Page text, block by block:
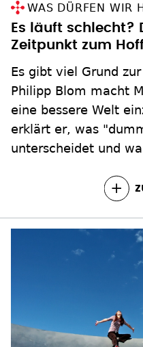
WAS DÜRFEN WIR
Es läuft schlecht?
Zeitpunkt zum
Es gibt viel Grund
Philipp Blom macht
eine bessere Welt
erklärt er, was
unterscheidet und